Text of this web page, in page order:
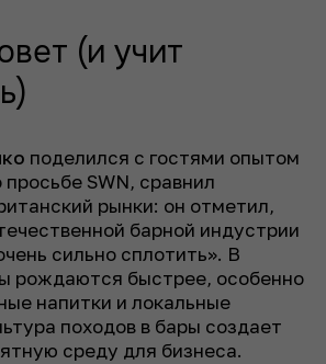
(и учит
поделился с гостями опытом
SWN, сравнил
рынки: он отметил,
барной индустрии
сильно сплотить». В
рождаются быстрее, особенно
напитки и локальные
походов в бары создает
среду для бизнеса.